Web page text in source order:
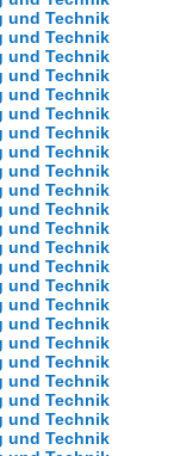
und Technik
und Technik
und Technik
und Technik
und Technik
und Technik
und Technik
und Technik
und Technik
und Technik
und Technik
und Technik
und Technik
und Technik
und Technik
und Technik
und Technik
und Technik
und Technik
und Technik
und Technik
und Technik
und Technik